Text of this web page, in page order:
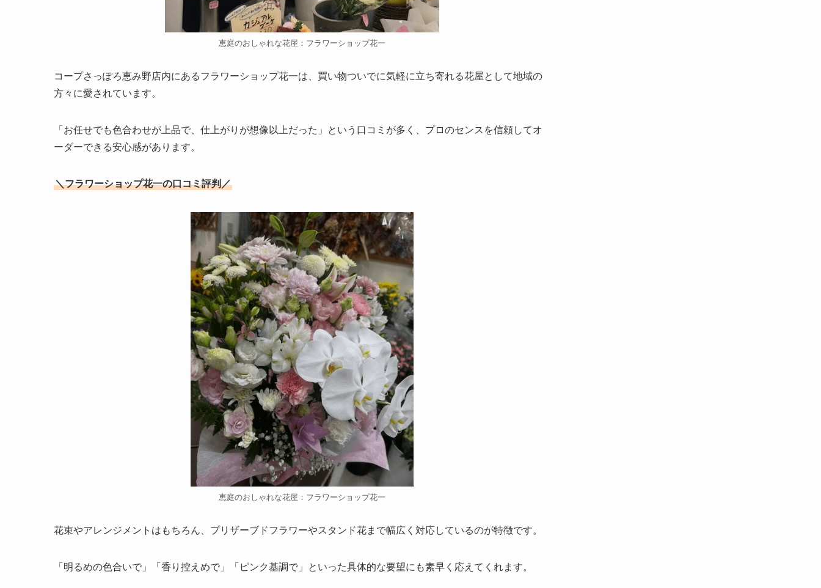
恵庭のおしゃれな花屋：フラワーショップ花一
コープさっぽろ恵み野店内にあるフラワーショップ花一は、買い物ついでに気軽に立ち寄れる花屋として地域の
方々に愛されています。
「お任せでも色合わせが上品で、仕上がりが想像以上だった」という口コミが多く、プロのセンスを信頼してオ
ーダーできる安心感があります。
＼フラワーショップ花一の口コミ評判／
恵庭のおしゃれな花屋：フラワーショップ花一
花束やアレンジメントはもちろん、プリザーブドフラワーやスタンド花まで幅広く対応しているのが特徴です。
「明るめの色合いで」「香り控えめで」「ピンク基調で」といった具体的な要望にも素早く応えてくれます。